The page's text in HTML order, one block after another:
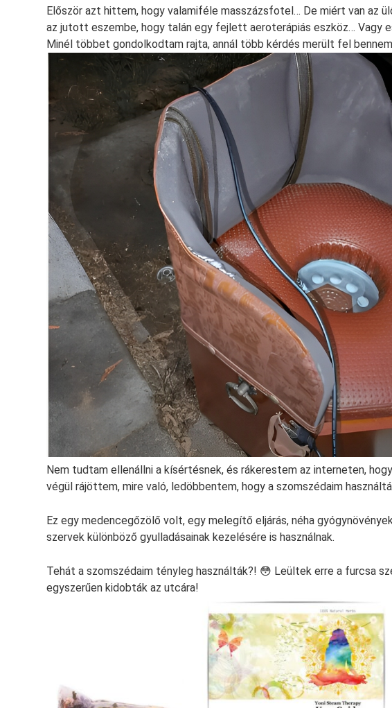
Először azt hittem, hogy valamiféle masszázsfotel… De miért van az
az jutott eszembe, hogy talán egy fejlett aeroterápiás eszköz… Vagy
Minél többet gondolkodtam rajta, annál több kérdés merült fel
Nem tudtam ellenállni a kísértésnek, és rákerestem az interneten,
végül rájöttem, mire való, ledöbbentem, hogy a szomszédaim
Ez egy medencegőzölő volt, egy melegítő eljárás, néha
szervek különböző gyulladásainak kezelésére is használnak.
Tehát a szomszédaim tényleg használták?! 😳 Leültek erre a furcsa
egyszerűen kidobták az utcára!